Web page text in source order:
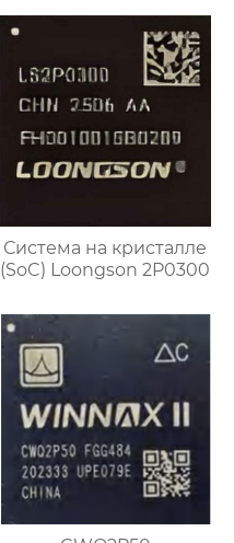
Система на кристалле
(SoC) Loongson 2P0300